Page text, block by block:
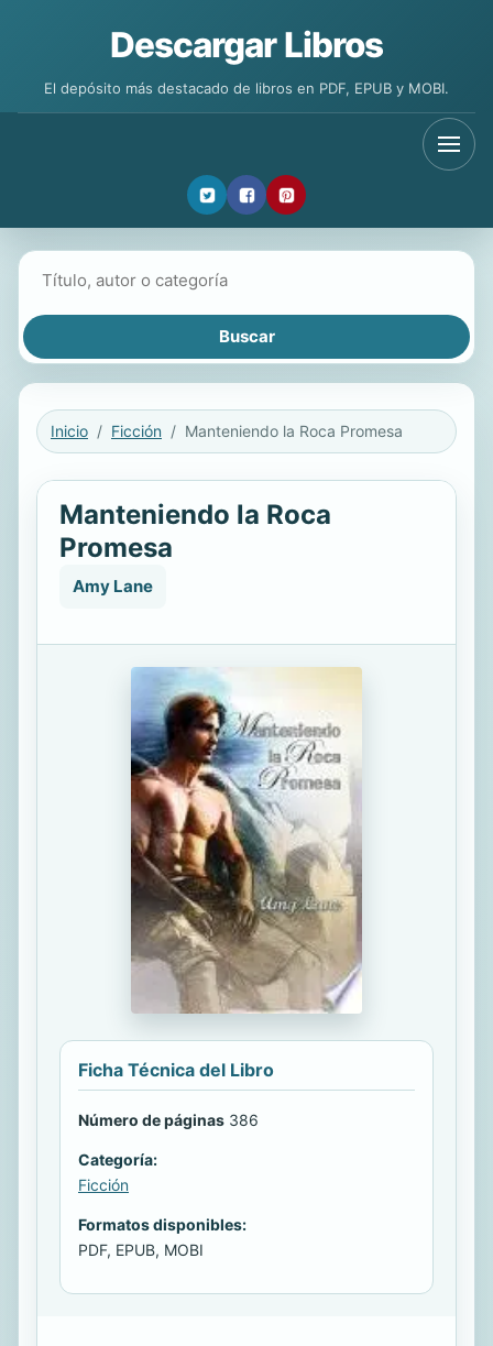
Descargar Libros
El depósito más destacado de libros en PDF, EPUB y MOBI.
Inicio Ficción Manteniendo la Roca Promesa
Manteniendo la Roca
Promesa
Amy Lane
Ficha Técnica del Libro
Número de páginas 386
Categoría:
Ficción
Formatos disponibles:
PDF, EPUB, MOBI